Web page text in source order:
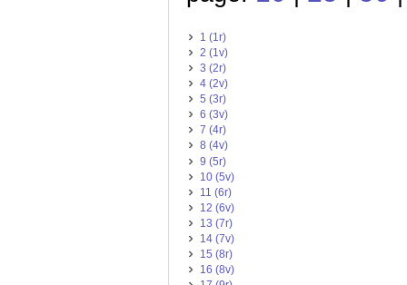
1 (1r)
2 (1v)
3 (2r)
4 (2v)
5 (3r)
6 (3v)
7 (4r)
8 (4v)
9 (5r)
10 (5v)
11 (6r)
12 (6v)
13 (7r)
14 (7v)
15 (8r)
16 (8v)